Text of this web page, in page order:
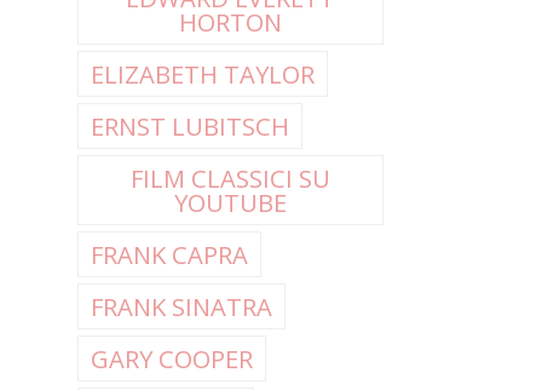
HORTON
ELIZABETH TAYLOR
ERNST LUBITSCH
FILM CLASSICI SU
YOUTUBE
FRANK CAPRA
FRANK SINATRA
GARY COOPER